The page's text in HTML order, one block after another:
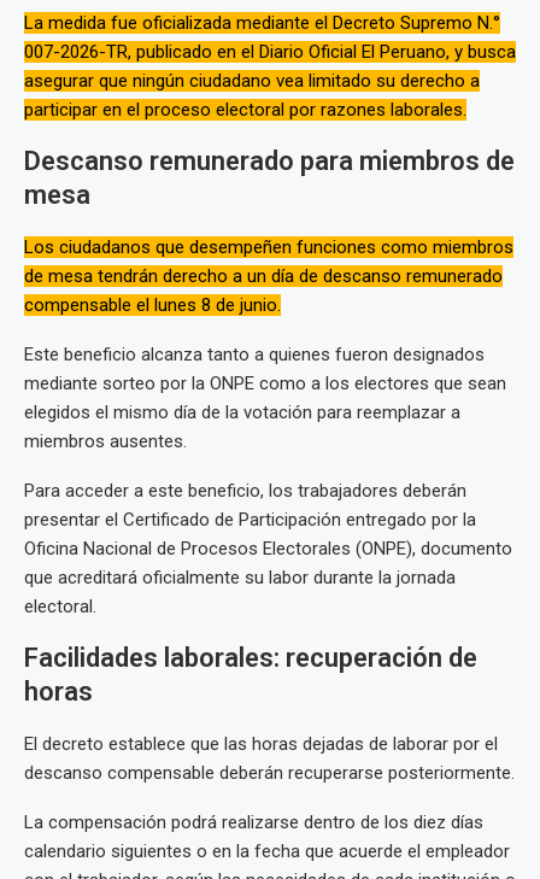
La medida fue oficializada mediante el Decreto Supremo N.°
007-2026-TR, publicado en el Diario Oficial El Peruano, y busca
asegurar que ningún ciudadano vea limitado su derecho a
participar en el proceso electoral por razones laborales.
Descanso remunerado para miembros de
mesa
Los ciudadanos que desempeñen funciones como miembros
de mesa tendrán derecho a un día de descanso remunerado
compensable el lunes 8 de junio.
Este beneficio alcanza tanto a quienes fueron designados
mediante sorteo por la ONPE como a los electores que sean
elegidos el mismo día de la votación para reemplazar a
miembros ausentes.
Para acceder a este beneficio, los trabajadores deberán
presentar el Certificado de Participación entregado por la
Oficina Nacional de Procesos Electorales (ONPE), documento
que acreditará oficialmente su labor durante la jornada
electoral.
Facilidades laborales: recuperación de
horas
El decreto establece que las horas dejadas de laborar por el
descanso compensable deberán recuperarse posteriormente.
La compensación podrá realizarse dentro de los diez días
calendario siguientes o en la fecha que acuerde el empleador